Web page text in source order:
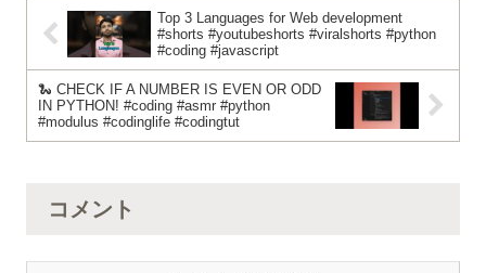
Top 3 Languages for Web development
#shorts #youtubeshorts #viralshorts #python
#coding #javascript
🐍 CHECK IF A NUMBER IS EVEN OR ODD
IN PYTHON! #coding #asmr #python
#modulus #codinglife #codingtut
コメント